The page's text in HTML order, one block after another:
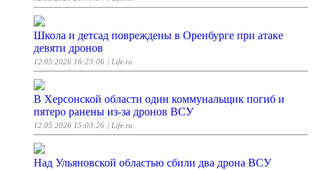
Школа и детсад повреждены в Оренбурге при атаке
девяти дронов
12.05.2026 16:23:06 | Life.ru
В Херсонской области один коммунальщик погиб и
пятеро ранены из-за дронов ВСУ
12.05.2026 15:03:26 | Life.ru
Над Ульяновской областью сбили два дрона ВСУ